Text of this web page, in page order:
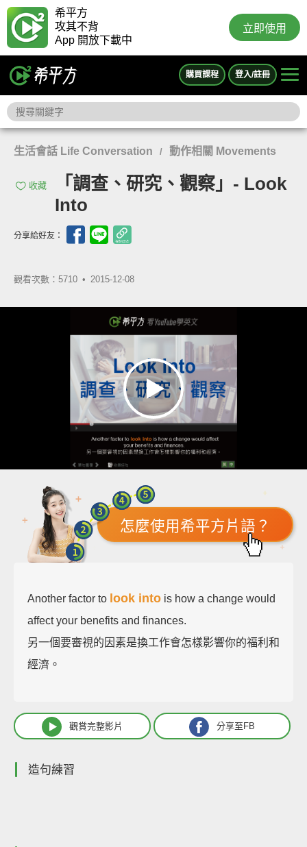
希平方
攻其不背
App 開放下載中
立即使用
購買課程 登入/註冊
生活會話 Life Conversation / 動作相關 Movements
收藏
「調查、研究、觀察」- Look
Into
分享給好友：
觀看次數：5710 • 2015-12-08
怎麼使用希平方片語？
Another factor to look into is how a change would
affect your benefits and finances.
另一個要審視的因素是換工作會怎樣影響你的福利和
經濟。
觀賞完整影片 分享至FB
造句練習